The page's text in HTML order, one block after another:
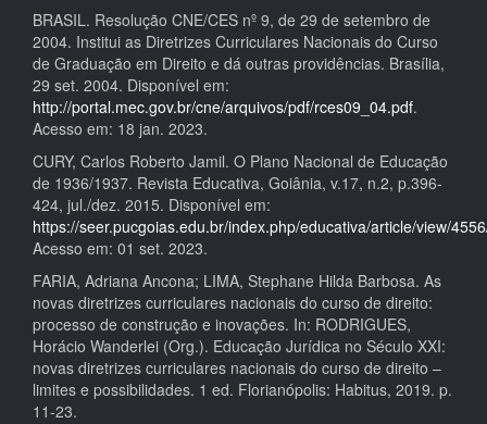
BRASIL. Resolução CNE/CES nº 9, de 29 de setembro de
2004. Institui as Diretrizes Curriculares Nacionais do Curso
de Graduação em Direito e dá outras providências. Brasília,
29 set. 2004. Disponível em:
http://portal.mec.gov.br/cne/arquivos/pdf/rces09_04.pdf.
Acesso em: 18 jan. 2023.
CURY, Carlos Roberto Jamil. O Plano Nacional de Educação
de 1936/1937. Revista Educativa, Goiânia, v.17, n.2, p.396-
424, jul./dez. 2015. Disponível em:
https://seer.pucgoias.edu.br/index.php/educativa/article/view/
Acesso em: 01 set. 2023.
FARIA, Adriana Ancona; LIMA, Stephane Hilda Barbosa. As
novas diretrizes curriculares nacionais do curso de direito:
processo de construção e inovações. In: RODRIGUES,
Horácio Wanderlei (Org.). Educação Jurídica no Século XXI:
novas diretrizes curriculares nacionais do curso de direito –
limites e possibilidades. 1 ed. Florianópolis: Habitus, 2019. p.
11-23.